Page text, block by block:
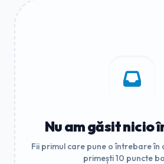
Nu am găsit nicio
Fii primul care pune o întrebare în
primești 10 puncte